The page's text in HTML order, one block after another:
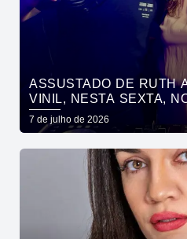
ASSUSTADO DE RUTH
VINIL, NESTA SEXTA,
BRANCO
7 de julho de 2026